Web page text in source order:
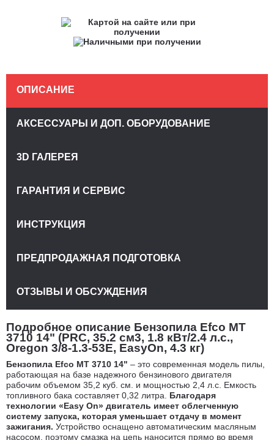
Подробное описание Бензопила Efco MT
3710 14" (PRC, 35.2 см3, 1.8 кВт/2.4 л.с.,
Oregon 3/8-1.3-53E, EasyOn, 4.3 кг)
Бензопила Efco MT 3710 14" – это современная модель пилы,
работающая на базе надежного бензинового двигателя
рабочим объемом 35,2 куб. см. и мощностью 2,4 л.с. Емкость
топливного бака составляет 0,32 литра. Благодаря
технологии «Easy On» двигатель имеет облегченную
систему запуска, которая уменьшает отдачу в момент
зажигания. Устройство оснащено автоматическим масляным
насосом, поэтому смазка на цепь наносится прямо во время
ОПИСАНИЕ
АКСЕССУАРЫ И ДОП. ОБОРУДОВАНИЕ
3D ГАЛЕРЕЯ
ГАРАНТИЯ И СЕРВИС
ИНСТРУКЦИЯ
ПРЕДПРОДАЖНАЯ ПОДГОТОВКА
ОТЗЫВЫ И ОБСУЖДЕНИЯ